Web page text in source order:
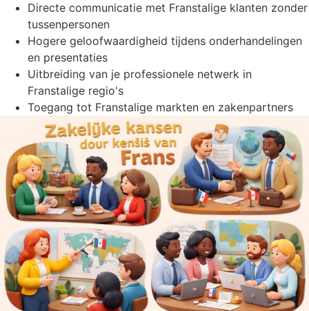
Directe communicatie met Franstalige klanten zonder
tussenpersonen
Hogere geloofwaardigheid tijdens onderhandelingen
en presentaties
Uitbreiding van je professionele netwerk in
Franstalige regio's
Toegang tot Franstalige markten en zakenpartners